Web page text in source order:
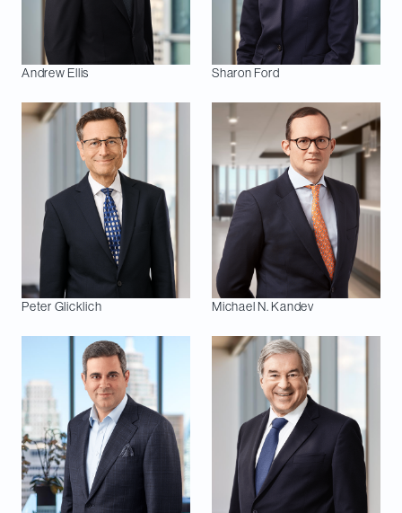
Andrew Ellis Sharon Ford
Peter Glicklich Michael N. Kandev